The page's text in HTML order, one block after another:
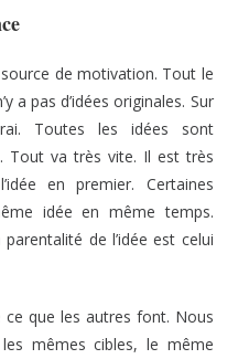
de motivation. Tout le
a pas d’idées originales. Sur
Toutes les idées sont
Tout va très vite. Il est très
en premier. Certaines
idée en même temps.
de l’idée est celui
ce que les autres font. Nous
mêmes cibles, le même